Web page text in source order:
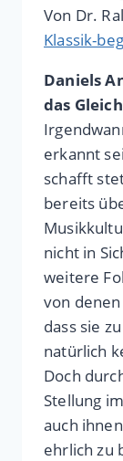
Von Dr.
Klassik-
Daniels
das
erkannt
schafft
bereits
nicht in
weitere
von
dass sie
natürlich
Doch
Stellung
auch
ehrlich zu